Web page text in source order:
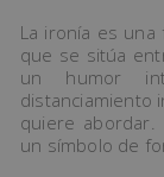
La ironía es
que se sitúa
un humor
distanciamiento
quiere
un símbolo de